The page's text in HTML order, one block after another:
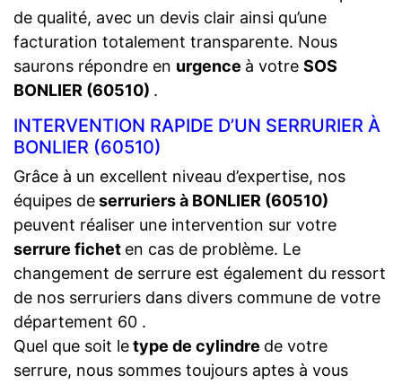
de qualité, avec un devis clair ainsi qu’une
facturation totalement transparente. Nous
saurons répondre en urgence à votre SOS
BONLIER (60510) .
INTERVENTION RAPIDE D’UN SERRURIER À
BONLIER (60510)
Grâce à un excellent niveau d’expertise, nos
équipes deserruriers à BONLIER (60510)
peuvent réaliser une intervention sur votre
serrure fichet en cas de problème. Le
changement de serrure est également du ressort
de nos serruriers dans divers commune de votre
département 60 .
Quel que soit letype de cylindre de votre
serrure, nous sommes toujours aptes à vous